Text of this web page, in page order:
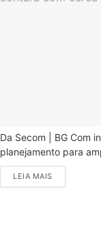
Da Secom | BG Com
planejamento para
LEIA MAIS